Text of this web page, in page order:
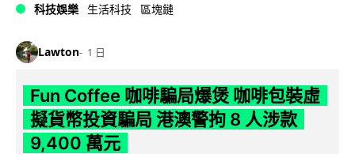
科技娛樂 生活科技 區塊鏈
Lawton 1 日
Fun Coffee 咖啡騙局爆煲 咖啡包裝虛
擬貨幣投資騙局 港澳警拘 8 人涉款
9,400 萬元